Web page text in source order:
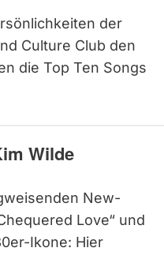
der
Culture Club den
die Top Ten Songs
Wilde
New-
Love“ und
Ikone: Hier